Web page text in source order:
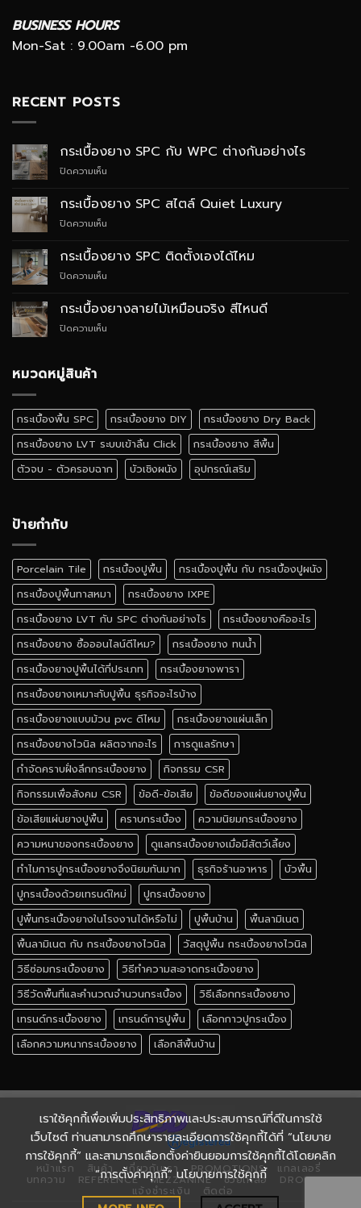
BUSINESS HOURS
Mon-Sat : 9.00am -6.00 pm
RECENT POSTS
กระเบื้องยาง SPC กับ WPC ต่างกันอย่างไร
ปิดความเห็น
ยาง
SPC
ต่าง
กระเบื้องยาง SPC สไตล์ Quiet Luxury
ปิดความเห็น
ยาง
SPC
Luxury
กระเบื้องยาง SPC ติดตั้งเองได้ไหม
ปิดความเห็น
ยาง
SPC
กระเบื้องยางลายไม้เหมือนจริง สีไหนดี
ปิดความเห็น
สี
ไหน
ดี
หมวดหมู่สินค้า
กระเบื้องพื้น SPC กระเบื้องยาง DIY
กระเบื้องยาง Dry Back
กระเบื้องยาง LVT ระบบเข้าลิ้น Click
กระเบื้องยาง สีพื้น
ตัวจบ - ตัวครอบฉาก
บัวเชิงผนัง อุปกรณ์เสริม
ป้ายกำกับ
Porcelain Tile กระเบื้องปูพื้น
กระเบื้องปูพื้น กับ กระเบื้องปูผนัง
กระเบื้องปูพื้นทาสหมา
กระเบื้องยาง IXPE
กระเบื้องยาง LVT กับ SPC ต่างกันอย่างไร
กระเบื้องยางคืออะไร
กระเบื้องยาง ซื้อออนไลน์ดีไหม?
กระเบื้องยาง ทนน้ำ
กระเบื้องยางปูพื้นได้กี่ประเภท
กระเบื้องยางพารา
กระเบื้องยางเหมาะกับปูพื้น ธุรกิจอะไรบ้าง
กระเบื้องยางแบบม้วน pvc ดีไหม
กระเบื้องยางแผ่นเล็ก
กระเบื้องยางไวนิล ผลิตจากอะไร
การดูแลรักษา
กำจัดคราบฝั่งลึกกระเบื้องยาง
กิจกรรม CSR
กิจกรรมเพื่อสังคม CSR
ข้อดี-ข้อเสีย
ข้อดีของแผ่นยางปูพื้น
ข้อเสียแผ่นยางปูพื้น
คราบกระเบื้อง
ความนิยมกระเบื้องยาง
ความหนาของกระเบื้องยาง
ดูแลกระเบื้องยางเมื่อมีสัตว์เลี้ยง
ทำไมการปูกระเบื้องยางจึงนิยมกันมาก
ธุรกิจร้านอาหาร
บัวพื้น
ปูกระเบื้องด้วยเทรนด์ใหม่
ปูกระเบื้องยาง
ปูพื้นกระเบื้องยางในโรงงานได้หรือไม่
ปูพื้นบ้าน
พื้นลามิเนต
พื้นลามิเนต กับ กระเบื้องยางไวนิล
วัสดุปูพื้น กระเบื้องยางไวนิล
วิธีซ่อมกระเบื้องยาง
วิธีทำความสะอาดกระเบื้องยาง
วิธีวัดพื้นที่และคำนวณจำนวนกระเบื้อง
วิธีเลือกกระเบื้องยาง
เทรนด์กระเบื้องยาง
เทรนด์การปูพื้น
เลือกกาวปูกระเบื้อง
เลือกความหนากระเบื้องยาง
เลือกสีพื้นบ้าน
หน้าแรก สินค้า เกี่ยวกับเรา PROMOTIONS แกลเลอรี่
บทความ REFERENCE MEZZANINE ช่วยเหลือ DROPSHIP
แจ้งชำระเงิน ติดต่อ
เราใช้คุกกี้เพื่อเพิ่มประสิทธิภาพและประสบการณ์ที่ดีในการใช้
เว็บไซต์ ท่านสามารถศึกษารายละเอียดการใช้คุกกี้ได้ที่ “นโยบาย
การใช้คุกกี้” และสามารถเลือกตั้งค่ายินยอมการใช้คุกกี้ได้โดยคลิก
“การตั้งค่าคุกกี้” นโยบายการใช้คุกกี้